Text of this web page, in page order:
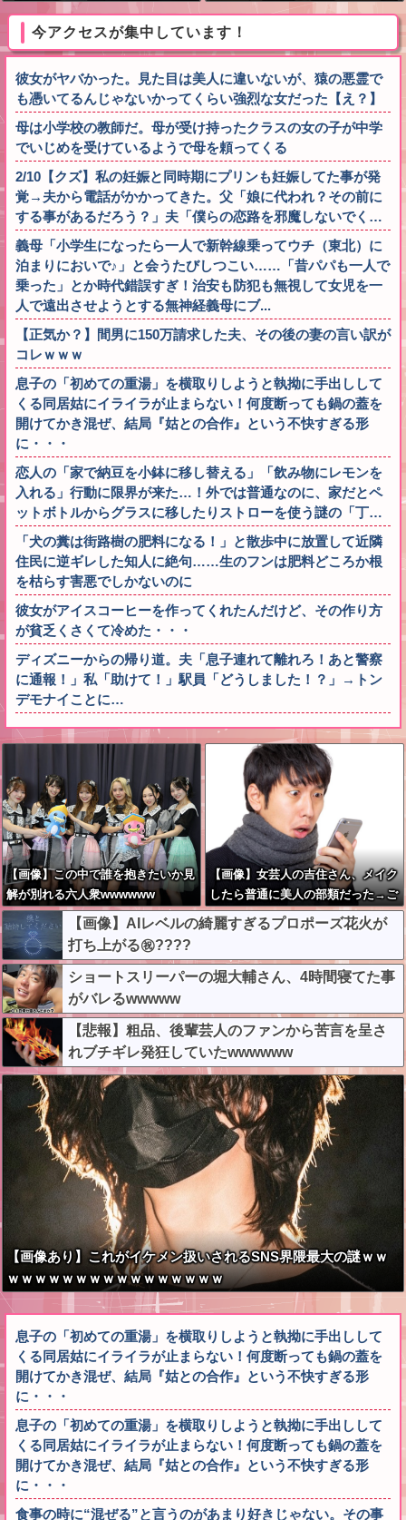
今アクセスが集中しています！
彼女がヤバかった。見た目は美人に違いないが、猿の悪霊で
も憑いてるんじゃないかってくらい強烈な女だった【え？】
母は小学校の教師だ。母が受け持ったクラスの女の子が中学
でいじめを受けているようで母を頼ってくる
2/10【クズ】私の妊娠と同時期にプリンも妊娠してた事が発
覚→夫から電話がかかってきた。父「娘に代われ？その前に
する事があるだろう？」夫「僕らの恋路を邪魔しないでく…
義母「小学生になったら一人で新幹線乗ってウチ（東北）に
泊まりにおいで♪」と会うたびしつこい……「昔パパも一人で
乗った」とか時代錯誤すぎ！治安も防犯も無視して女児を一
人で遠出させようとする無神経義母にブ...
【正気か？】間男に150万請求した夫、その後の妻の言い訳が
コレｗｗｗ
息子の「初めての重湯」を横取りしようと執拗に手出しして
くる同居姑にイライラが止まらない！何度断っても鍋の蓋を
開けてかき混ぜ、結局『姑との合作』という不快すぎる形
に・・・
恋人の「家で納豆を小鉢に移し替える」「飲み物にレモンを
入れる」行動に限界が来た…！外では普通なのに、家だとペ
ットボトルからグラスに移したりストローを使う謎の「丁…
「犬の糞は街路樹の肥料になる！」と散歩中に放置して近隣
住民に逆ギレした知人に絶句……生のフンは肥料どころか根
を枯らす害悪でしかないのに
彼女がアイスコーヒーを作ってくれたんだけど、その作り方
が貧乏くさくて冷めた・・・
ディズニーからの帰り道。夫「息子連れて離れろ！あと警察
に通報！」私「助けて！」駅員「どうしました！？」→トン
デモナイことに…
【画像】この中で誰を抱きたいか見
解が別れる六人衆wwwwww
【画像】女芸人の吉住さん、メイク
したら普通に美人の部類だった→ご
覧くださいw w w w w w w w
【画像】AIレベルの綺麗すぎるプロポーズ花火が
打ち上がる㊗????
ショートスリーパーの堀大輔さん、4時間寝てた事
がバレるwwwww
【悲報】粗品、後輩芸人のファンから苦言を呈さ
れブチギレ発狂していたwwwwww
【画像あり】これがイケメン扱いされるSNS界隈最大の謎ｗｗ
ｗｗｗｗｗｗｗｗｗｗｗｗｗｗｗｗ
息子の「初めての重湯」を横取りしようと執拗に手出しして
くる同居姑にイライラが止まらない！何度断っても鍋の蓋を
開けてかき混ぜ、結局『姑との合作』という不快すぎる形
に・・・
息子の「初めての重湯」を横取りしようと執拗に手出しして
くる同居姑にイライラが止まらない！何度断っても鍋の蓋を
開けてかき混ぜ、結局『姑との合作』という不快すぎる形
に・・・
食事の時に“混ぜる”と言うのがあまり好きじゃない。その事